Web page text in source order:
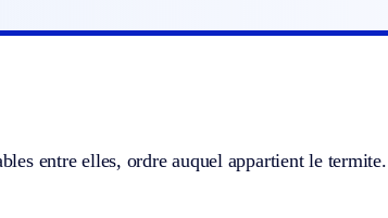
entre elles, ordre auquel appartient le termite.